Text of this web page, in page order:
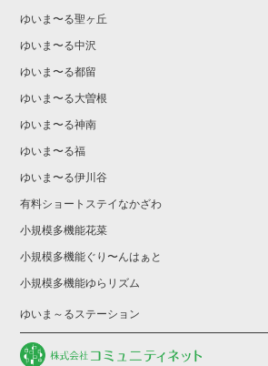
ゆいま〜る聖ヶ丘
ゆいま〜る中沢
ゆいま〜る都留
ゆいま〜る大曽根
ゆいま〜る神南
ゆいま〜る福
ゆいま〜る伊川谷
有料ショートステイなかざわ
小規模多機能花菜
小規模多機能ぐり〜んはぁと
小規模多機能ゆらリズム
ゆいま～るステーション